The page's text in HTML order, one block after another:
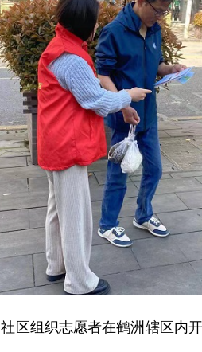
区组织志愿者在鹤洲辖区内